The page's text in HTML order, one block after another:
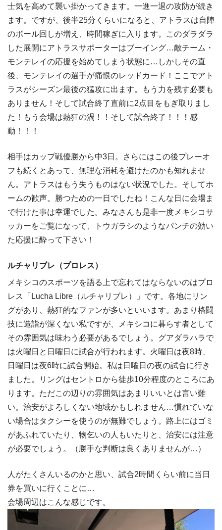
士気を高めて襲い掛かってきます。一進一退の攻防が続き
ます。ですが、後半25分くらいになると、アトラスは自陣
のボール回しが増え、時間稼ぎに入ります。このダラダラ
した展開にアトラスサポーターはブーイング…敵チーム・
モンテレイの応援を始めてしまう状態に…しかしその直
後、モンテレイの選手が痛恨のレッドカード！ここでアト
ラスがシーズン最後の猛攻に出ます。もう力を残す必要も
ありません！そして試合終了直前に2点目をもぎ取りまし
た！もう会場は熱狂の渦！！そして試合終了！！！感
動！！！
相手はカップ戦優勝から中3日。さらにはこの後プレーオ
フも続くとあって、無理な消耗を避けたのかも知れませ
ん。アトラスはもう失うものはない状況でした。そしてホ
ームの歓声。勝つための一日でしたね！こんな日に会場ま
で行けた事は幸運でした。みなさんも是非一度メキシコサ
ッカーをご覧になって、トウガラシのようなパンチの効い
た応援に酔って下さい！
ルチャリブレ（プロレス）
メキシコのスポーツを語る上で忘れてはならないのはプロ
レス「Lucha Libre（ルチャリブレ）」です。各地にリン
グがあり、熱狂的なファンが多いといいます。あまり格闘
技に造詣が深くない私ですが、メキシコに暮らす者として
その雰囲気は味わう必要があるでしょう。グアダラハラで
は火曜日と日曜日に試合が行われます。火曜日は夜8時、
日曜日は夜6時に試合開始。私は日曜日の夜の試合に行き
ました。リングはセントロから徒歩10分程度のところにあ
ります。ただこの辺りの雰囲気はあまりいいとは言い難
い。治安がよろしくない地域かもしれません…慣れていな
い場合はタクシーを使うのが無難でしょう。路上にはゴミ
があふれていたり、物乞いの人もいたりと、治安には注意
が必要でしょう。（勝手な判断は良くありませんが…）
人がたくさんいるのかと思い、試合2時間くらい前に当日
券を買いに行くことに…
会場周辺はこんな感じです。